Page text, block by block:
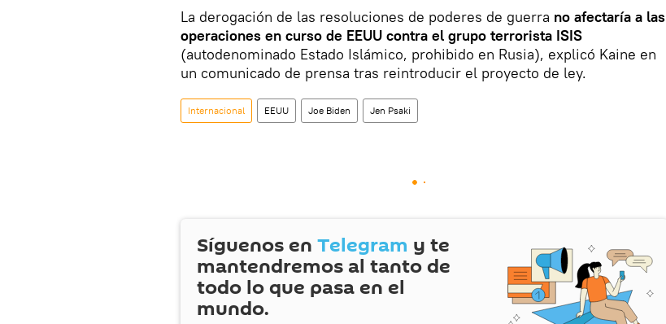
La derogación de las resoluciones de poderes de guerra no afectaría a las
operaciones en curso de EEUU contra el grupo terrorista ISIS
(autodenominado Estado Islámico, prohibido en Rusia), explicó Kaine en
un comunicado de prensa tras reintroducir el proyecto de ley.
Internacional EEUU Joe Biden Jen Psaki
Síguenos en Telegram y te
mantendremos al tanto de
todo lo que pasa en el
mundo.